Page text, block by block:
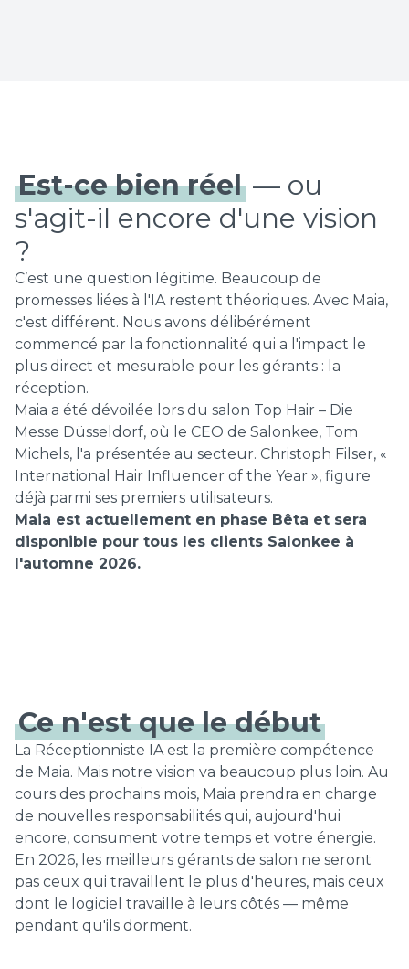
Est-ce bien réel — ou
s'agit-il encore d'une vision
?
C’est une question légitime. Beaucoup de
promesses liées à l'IA restent théoriques. Avec Maia,
c'est différent. Nous avons délibérément
commencé par la fonctionnalité qui a l'impact le
plus direct et mesurable pour les gérants : la
réception.
Maia a été dévoilée lors du salon Top Hair – Die
Messe Düsseldorf, où le CEO de Salonkee, Tom
Michels, l'a présentée au secteur. Christoph Filser, «
International Hair Influencer of the Year », figure
déjà parmi ses premiers utilisateurs.
Maia est actuellement en phase Bêta et sera
disponible pour tous les clients Salonkee à
l'automne 2026.
Ce n'est que le début
La Réceptionniste IA est la première compétence
de Maia. Mais notre vision va beaucoup plus loin. Au
cours des prochains mois, Maia prendra en charge
de nouvelles responsabilités qui, aujourd'hui
encore, consument votre temps et votre énergie.
En 2026, les meilleurs gérants de salon ne seront
pas ceux qui travaillent le plus d'heures, mais ceux
dont le logiciel travaille à leurs côtés — même
pendant qu'ils dorment.